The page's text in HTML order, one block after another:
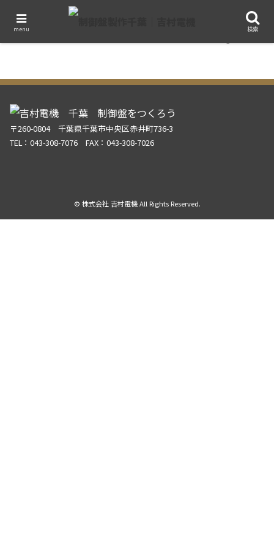
アイデア
〒260-0804 千葉県千葉市中央区赤井町736-3
TEL：043-308-7076 FAX：043-308-7026
© 株式会社 吉村電機 All Rights Reserved.
menu 検索